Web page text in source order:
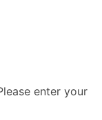
enter your